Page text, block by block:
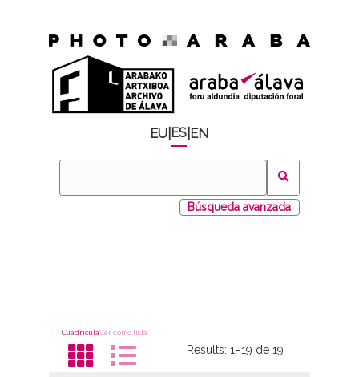
EU ES EN
Búsqueda avanzada
CuadrículaVer como lista
Results:1–19 de 19